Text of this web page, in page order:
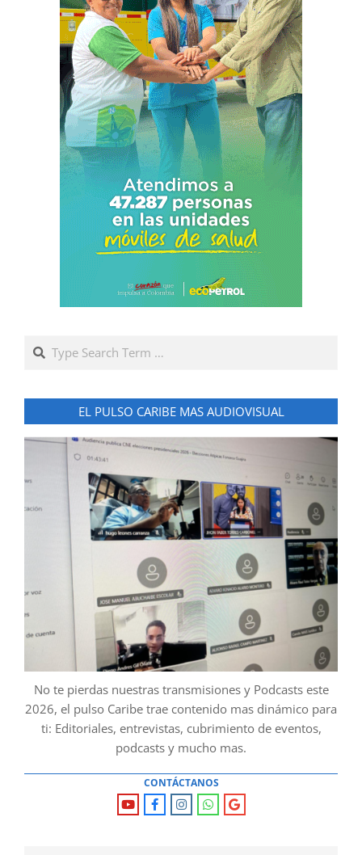
Search
EL PULSO CARIBE MAS AUDIOVISUAL
No te pierdas nuestras transmisiones y Podcasts este
2026, el pulso Caribe trae contenido mas dinámico para
ti: Editoriales, entrevistas, cubrimiento de eventos,
podcasts y mucho mas.
CONTÁCTANOS